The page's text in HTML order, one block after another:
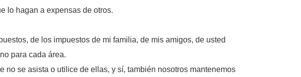
lo hagan a expensas de otros.
de los impuestos de mi familia, de mis amigos, de usted
para cada área.
se asista o utilice de ellas, y sí, también nosotros mantenemos